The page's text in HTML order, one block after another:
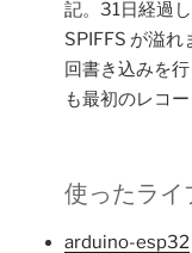
記。31日経過
SPIFFS が溢れ
回書き込みを
も最初のレコ
使ったライ
arduino-esp32